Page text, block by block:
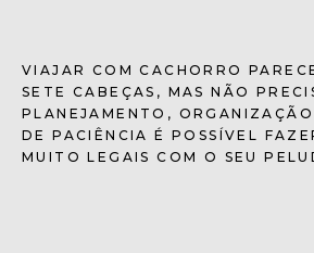
VIAJAR COM CACHORRO
SETE CABEÇAS, MAS NÃO
PLANEJAMENTO,
DE PACIÊNCIA É POSSÍVEL
MUITO LEGAIS COM O SEU